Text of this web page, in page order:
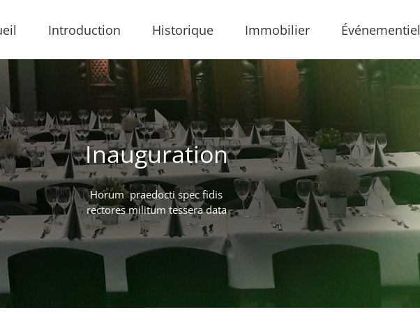
Introduction Historique Immobilier Événementiel
Inauguration
Horum praedocti spec fidis
rectores militum tessera data